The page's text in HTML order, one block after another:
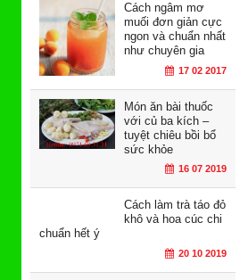
Cách ngâm mơ
muối đơn giản cực
ngon và chuẩn nhất
như chuyên gia
17 02 2017
Món ăn bài thuốc
với củ ba kích –
tuyệt chiêu bồi bổ
sức khỏe
16 07 2019
Cách làm trà táo đỏ
khô và hoa cúc chi
chuẩn hết ý
20 10 2019